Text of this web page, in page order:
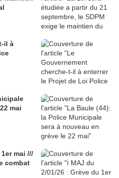
il à
mai
mai ///
combat